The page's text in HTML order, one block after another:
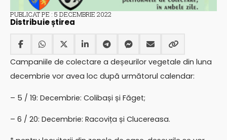
PUBLICAT PE : 5 DECEMBRIE 2022
Distribuie știrea
Campaniile de colectare a deșeurilor vegetale din luna
decembrie vor avea loc după următorul calendar:
– 5 / 19: Decembrie: Colibași și Făget;
– 6 / 20: Decembrie: Racovița și Clucereasa.